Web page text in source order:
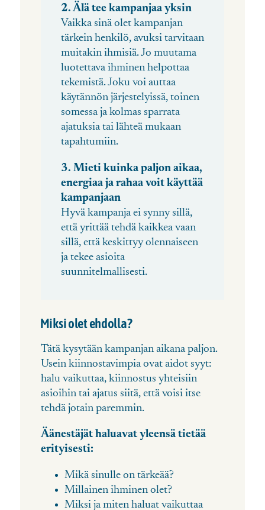
2. Älä tee kampanjaa yksin
Vaikka sinä olet kampanjan
tärkein henkilö, avuksi tarvitaan
muitakin ihmisiä. Jo muutama
luotettava ihminen helpottaa
tekemistä. Joku voi auttaa
käytännön järjestelyissä, toinen
somessa ja kolmas sparrata
ajatuksia tai lähteä mukaan
tapahtumiin.
3. Mieti kuinka paljon aikaa,
energiaa ja rahaa voit käyttää
kampanjaan
Hyvä kampanja ei synny sillä,
että yrittää tehdä kaikkea vaan
sillä, että keskittyy olennaiseen
ja tekee asioita
suunnitelmallisesti.
Miksi olet ehdolla?
Tätä kysytään kampanjan aikana paljon.
Usein kiinnostavimpia ovat aidot syyt:
halu vaikuttaa, kiinnostus yhteisiin
asioihin tai ajatus siitä, että voisi itse
tehdä jotain paremmin.
Äänestäjät haluavat yleensä tietää
erityisesti:
Mikä sinulle on tärkeää?
Millainen ihminen olet?
Miksi ja miten haluat vaikuttaa